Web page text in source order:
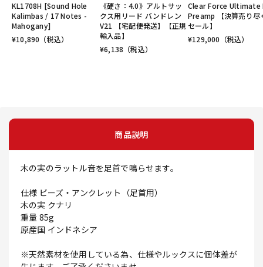
KL1708H [Sound Hole
Kalimbas / 17 Notes -
Mahogany]
¥10,890 （税込）
《硬さ：4.0》アルトサッ
クス用リード バンドレン
V21 【宅配便発送】【正規
輸入品】
¥6,138 （税込）
Clear Force Ultimate
Preamp 【決算売り尽
セール】
¥129,000 （税込）
商品説明
木の実のラットル音を足首で鳴らせます。
仕様 ビーズ・アンクレット（足首用）
木の実 クナリ
重量 85g
原産国 インドネシア
※天然素材を使用している為、仕様やルックスに個体差が